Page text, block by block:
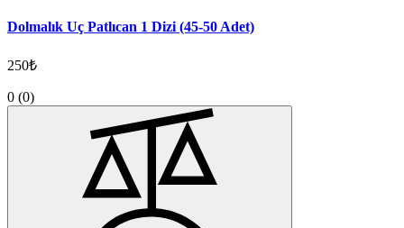
Dolmalık Uç Patlıcan 1 Dizi (45-50 Adet)
250₺
0 (0)